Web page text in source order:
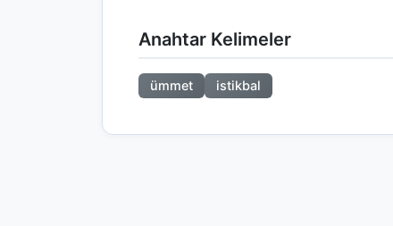
Anahtar Kelimeler
ümmet istikbal